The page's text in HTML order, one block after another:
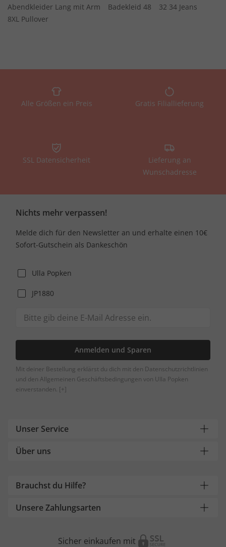
Abendkleider Lang mit Arm
Badekleid 48
32 34 Jeans
8XL Pullover
Alle Größen ein Preis Gratis Filiallieferung
SSL Datensicherheit
Lieferung an
Wunschadresse
Nichts mehr verpassen!
Melde dich für den Newsletter an und erhalte einen 10€
Sofort-Gutschein als Dankeschön
Ulla Popken
JP1880
Anmelden und Sparen
Mit deiner Bestellung erklärst du dich mit den Datenschutzrichtlinien
und den Allgemeinen Geschäftsbedingungen von Ulla Popken
einverstanden. [+]
Unser Service
Über uns
Brauchst du Hilfe?
Unsere Zahlungsarten
Sicher einkaufen mit